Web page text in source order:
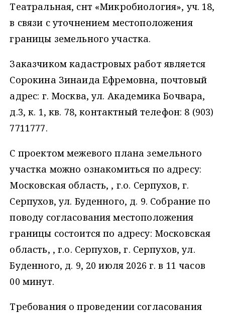
Театральная, снт «Микробиология», уч. 18,
в связи с уточнением местоположения
границы земельного участка.
Заказчиком кадастровых работ является
Сорокина Зинаида Ефремовна, почтовый
адрес: г. Москва, ул. Академика Бочвара,
д.3, к. 1, кв. 78, контактный телефон: 8 (903)
7711777.
С проектом межевого плана земельного
участка можно ознакомиться по адресу:
Московская область, , г.о. Серпухов, г.
Серпухов, ул. Буденного, д. 9. Собрание по
поводу согласования местоположения
границы состоится по адресу: Московская
область, , г.о. Серпухов, г. Серпухов, ул.
Буденного, д. 9, 20 июля 2026 г. в 11 часов
00 минут.
Требования о проведении согласования